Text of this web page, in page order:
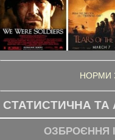
НОРМИ
СТАТИСТИЧНА ТА
ОЗБРОЄННЯ